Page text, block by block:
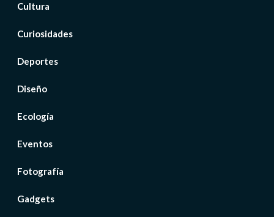
Cultura
Curiosidades
Deportes
Diseño
Ecología
Eventos
Fotografía
Gadgets